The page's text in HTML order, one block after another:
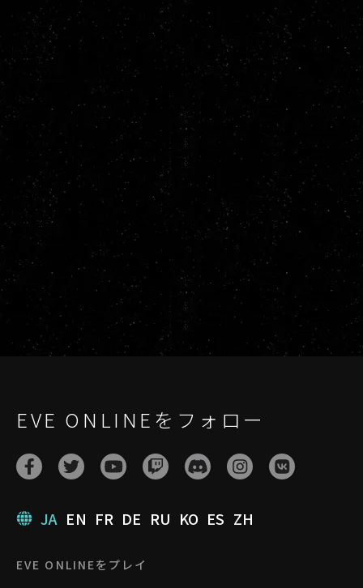
EVE ONLINEをフォロー
JA EN FR DE RU KO ES ZH
EVE ONLINEをプレイ